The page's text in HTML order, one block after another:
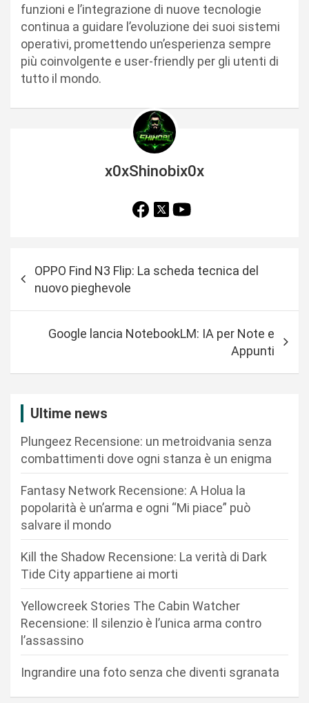
funzioni e l’integrazione di nuove tecnologie
continua a guidare l’evoluzione dei suoi sistemi
operativi, promettendo un’esperienza sempre
più coinvolgente e user-friendly per gli utenti di
tutto il mondo.
x0xShinobix0x
a
OPPO Find N3 Flip: La scheda tecnica del
nuovo pieghevole
Google lancia NotebookLM: IA per Note e
Appunti
Ultime news
Plungeez Recensione: un metroidvania senza
combattimenti dove ogni stanza è un enigma
Fantasy Network Recensione: A Holua la
popolarità è un’arma e ogni “Mi piace” può
salvare il mondo
Kill the Shadow Recensione: La verità di Dark
Tide City appartiene ai morti
Yellowcreek Stories The Cabin Watcher
Recensione: Il silenzio è l’unica arma contro
l’assassino
Ingrandire una foto senza che diventi sgranata